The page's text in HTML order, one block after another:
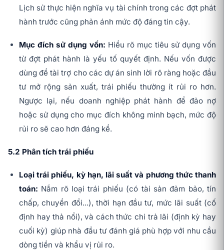
Lịch sử thực hiện nghĩa vụ tài chính trong các đợt phát
hành trước cũng phản ánh mức độ đáng tin cậy.
Mục đích sử dụng vốn: Hiểu rõ mục tiêu sử dụng vốn
từ đợt phát hành là yếu tố quyết định. Nếu vốn được
dùng để tài trợ cho các dự án sinh lời rõ ràng hoặc đầu
tư mở rộng sản xuất, trái phiếu thường ít rủi ro hơn.
Ngược lại, nếu doanh nghiệp phát hành để đảo nợ
hoặc sử dụng cho mục đích không minh bạch, mức độ
rủi ro sẽ cao hơn đáng kể.
5.2 Phân tích trái phiếu
Loại trái phiếu, kỳ hạn, lãi suất và phương thức thanh
toán: Nắm rõ loại trái phiếu (có tài sản đảm bảo, tín
chấp, chuyển đổi...), thời hạn đầu tư, mức lãi suất (cố
định hay thả nổi), và cách thức chi trả lãi (định kỳ hay
cuối kỳ) giúp nhà đầu tư đánh giá phù hợp với nhu cầu
dòng tiền và khẩu vị rủi ro.